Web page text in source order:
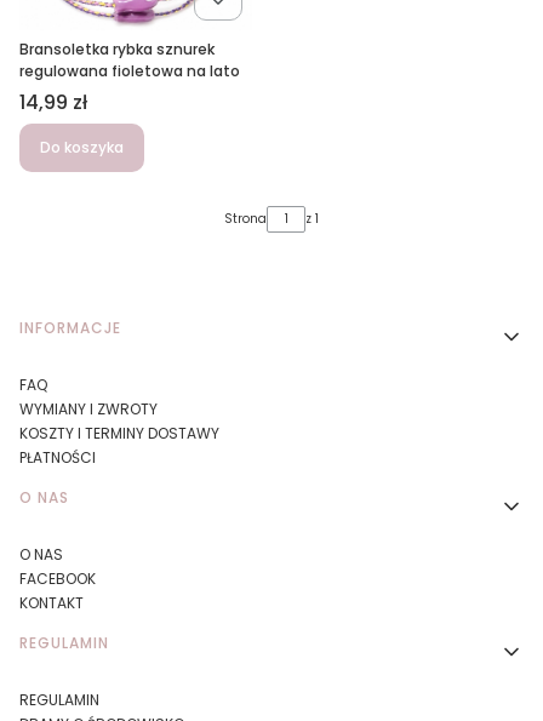
Bransoletka rybka sznurek
regulowana fioletowa na lato
Cena
14,99 zł
Do koszyka
Strona z 1
Linki w stopce
INFORMACJE
FAQ
WYMIANY I ZWROTY
KOSZTY I TERMINY DOSTAWY
PŁATNOŚCI
O NAS
O NAS
FACEBOOK
KONTAKT
REGULAMIN
REGULAMIN